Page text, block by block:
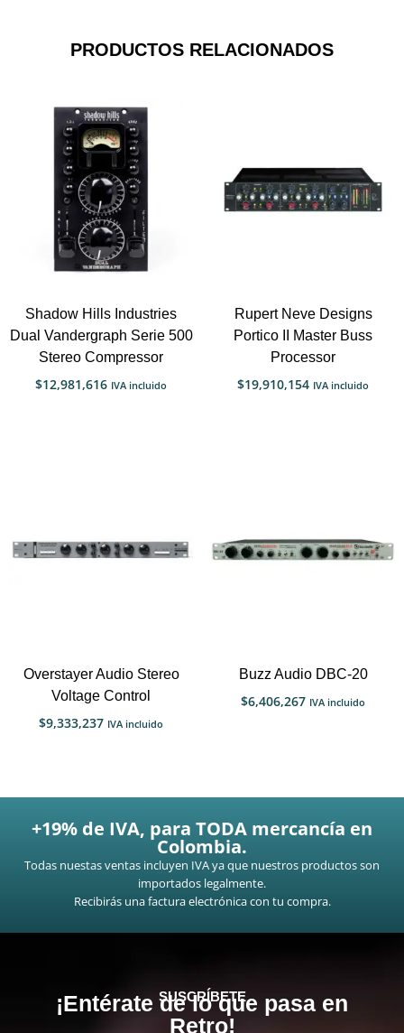
PRODUCTOS RELACIONADOS
Shadow Hills Industries
Dual Vandergraph Serie 500
Stereo Compressor
$12,981,616 IVA incluido
Rupert Neve Designs
Portico II Master Buss
Processor
$19,910,154 IVA incluido
Overstayer Audio Stereo
Voltage Control
$9,333,237 IVA incluido
Buzz Audio DBC-20
$6,406,267 IVA incluido
+19% de IVA, para TODA mercancía en
Colombia.
Todas nuestas ventas incluyen IVA ya que nuestros productos son
importados legalmente.
Recibirás una factura electrónica con tu compra.
SUSCRÍBETE
¡Entérate de lo que pasa en
Retro!